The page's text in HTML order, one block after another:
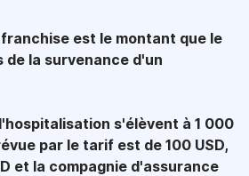
franchise est le montant que le
la survenance d'un
s'élèvent à 1 000
par le tarif est de 100 USD,
et la compagnie d'assurance